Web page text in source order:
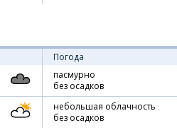
Погода
пасмурно
без осадков
небольшая облачность
без осадков